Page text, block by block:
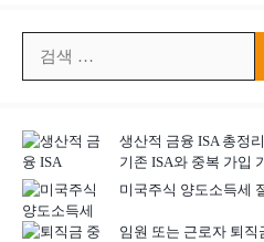
생산적 금융 ISA 총정
기존 ISA와 중복 가입
미국주식 양도소득세
임원 또는 근로자 퇴직